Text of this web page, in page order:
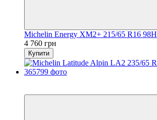
Michelin Energy XM2+ 215/65 R16 98H
4 760 грн
Купити